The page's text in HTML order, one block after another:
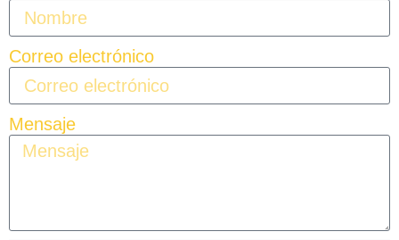
Correo electrónico
Mensaje